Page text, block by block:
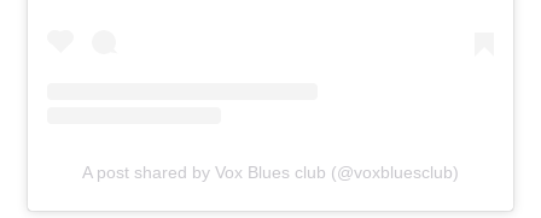
A post shared by Vox Blues club (@voxbluesclub)